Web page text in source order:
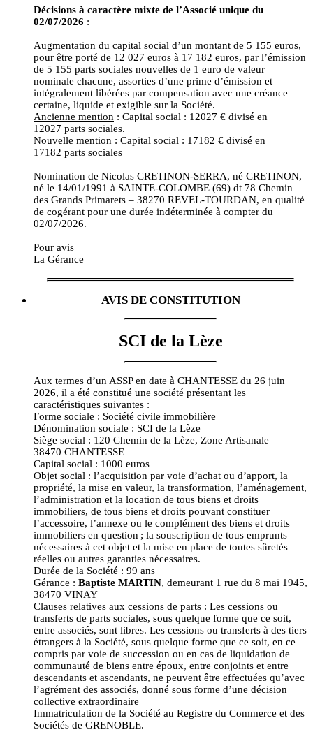
Décisions à caractère mixte de l’Associé unique du
02/07/2026 :
Augmentation du capital social d’un montant de 5 155 euros,
pour être porté de 12 027 euros à 17 182 euros, par l’émission
de 5 155 parts sociales nouvelles de 1 euro de valeur
nominale chacune, assorties d’une prime d’émission et
intégralement libérées par compensation avec une créance
certaine, liquide et exigible sur la Société.
Ancienne mention : Capital social : 12027 € divisé en
12027 parts sociales.
Nouvelle mention : Capital social : 17182 € divisé en
17182 parts sociales
Nomination de Nicolas CRETINON-SERRA, né CRETINON,
né le 14/01/1991 à SAINTE-COLOMBE (69) dt 78 Chemin
des Grands Primarets – 38270 REVEL-TOURDAN, en qualité
de cogérant pour une durée indéterminée à compter du
02/07/2026.
Pour avis
La Gérance
AVIS DE CONSTITUTION
SCI de la Lèze
Aux termes d’un ASSP en date à CHANTESSE du 26 juin
2026, il a été constitué une société présentant les
caractéristiques suivantes :
Forme sociale : Société civile immobilière
Dénomination sociale : SCI de la Lèze
Siège social : 120 Chemin de la Lèze, Zone Artisanale –
38470 CHANTESSE
Capital social : 1000 euros
Objet social : l’acquisition par voie d’achat ou d’apport, la
propriété, la mise en valeur, la transformation, l’aménagement,
l’administration et la location de tous biens et droits
immobiliers, de tous biens et droits pouvant constituer
l’accessoire, l’annexe ou le complément des biens et droits
immobiliers en question ; la souscription de tous emprunts
nécessaires à cet objet et la mise en place de toutes sûretés
réelles ou autres garanties nécessaires.
Durée de la Société : 99 ans
Gérance : Baptiste MARTIN, demeurant 1 rue du 8 mai 1945,
38470 VINAY
Clauses relatives aux cessions de parts : Les cessions ou
transferts de parts sociales, sous quelque forme que ce soit,
entre associés, sont libres. Les cessions ou transferts à des tiers
étrangers à la Société, sous quelque forme que ce soit, en ce
compris par voie de succession ou en cas de liquidation de
communauté de biens entre époux, entre conjoints et entre
descendants et ascendants, ne peuvent être effectuées qu’avec
l’agrément des associés, donné sous forme d’une décision
collective extraordinaire
Immatriculation de la Société au Registre du Commerce et des
Sociétés de GRENOBLE.